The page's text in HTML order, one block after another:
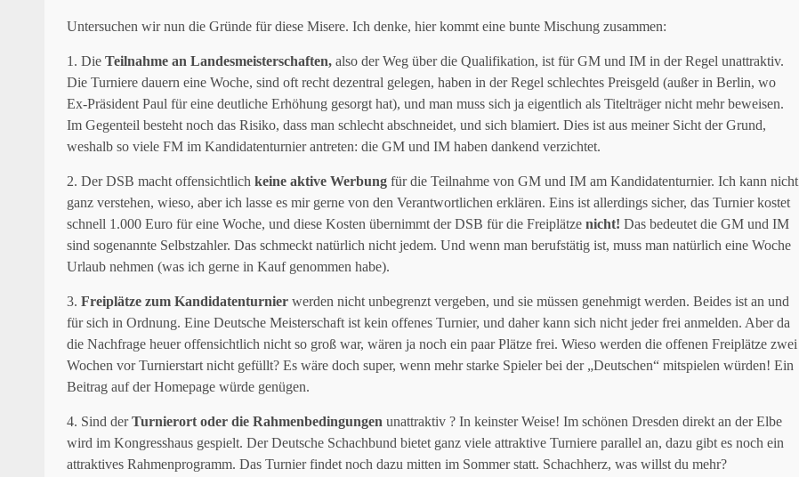
Untersuchen wir nun die Gründe für diese Misere. Ich denke, hier kommt eine bunte Mischung zusammen:
1. Die Teilnahme an Landesmeisterschaften, also der Weg über die Qualifikation, ist für GM und IM in der Regel unattraktiv.
Die Turniere dauern eine Woche, sind oft recht dezentral gelegen, haben in der Regel schlechtes Preisgeld (außer in Berlin, wo
Ex-Präsident Paul für eine deutliche Erhöhung gesorgt hat), und man muss sich ja eigentlich als Titelträger nicht mehr beweisen.
Im Gegenteil besteht noch das Risiko, dass man schlecht abschneidet, und sich blamiert. Dies ist aus meiner Sicht der Grund,
weshalb so viele FM im Kandidatenturnier antreten: die GM und IM haben dankend verzichtet.
2. Der DSB macht offensichtlich keine aktive Werbung für die Teilnahme von GM und IM am Kandidatenturnier. Ich kann nicht
ganz verstehen, wieso, aber ich lasse es mir gerne von den Verantwortlichen erklären. Eins ist allerdings sicher, das Turnier kostet
schnell 1.000 Euro für eine Woche, und diese Kosten übernimmt der DSB für die Freiplätze nicht! Das bedeutet die GM und IM
sind sogenannte Selbstzahler. Das schmeckt natürlich nicht jedem. Und wenn man berufstätig ist, muss man natürlich eine Woche
Urlaub nehmen (was ich gerne in Kauf genommen habe).
3. Freiplätze zum Kandidatenturnier werden nicht unbegrenzt vergeben, und sie müssen genehmigt werden. Beides ist an und
für sich in Ordnung. Eine Deutsche Meisterschaft ist kein offenes Turnier, und daher kann sich nicht jeder frei anmelden. Aber da
die Nachfrage heuer offensichtlich nicht so groß war, wären ja noch ein paar Plätze frei. Wieso werden die offenen Freiplätze zwei
Wochen vor Turnierstart nicht gefüllt? Es wäre doch super, wenn mehr starke Spieler bei der „Deutschen“ mitspielen würden! Ein
Beitrag auf der Homepage würde genügen.
4. Sind derTurnierort oder die Rahmenbedingungen unattraktiv ? In keinster Weise! Im schönen Dresden direkt an der Elbe
wird im Kongresshaus gespielt. Der Deutsche Schachbund bietet ganz viele attraktive Turniere parallel an, dazu gibt es noch ein
attraktives Rahmenprogramm. Das Turnier findet noch dazu mitten im Sommer statt. Schachherz, was willst du mehr?